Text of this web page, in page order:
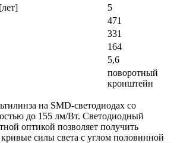
5
471
331
164
5,6
поворотный
кронштейн
на SMD-светодиодах со
до 155 лм/Вт. Светодиодный
оптикой позволяет получить
силы света с углом половинной